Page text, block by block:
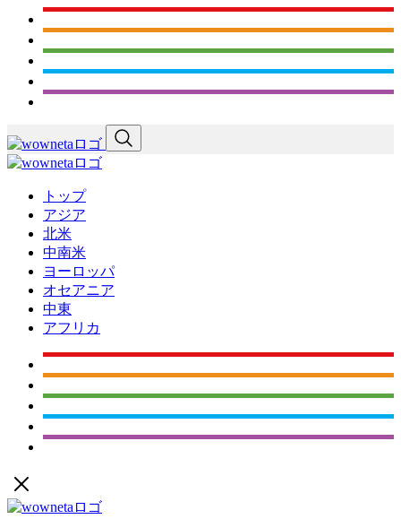
トップ
アジア
北米
中南米
ヨーロッパ
オセアニア
中東
アフリカ